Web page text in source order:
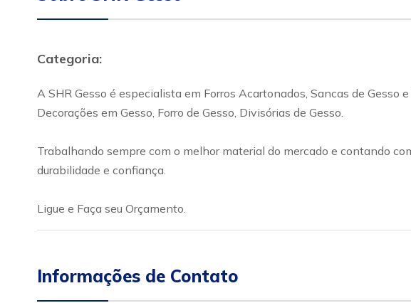
Categoria:
A SHR Gesso é especialista em Forros Acartonados, Sancas de Gesso
Decorações em Gesso, Forro de Gesso, Divisórias de Gesso.
Trabalhando sempre com o melhor material do mercado e contando
durabilidade e confiança.
Ligue e Faça seu Orçamento.
Informações de Contato